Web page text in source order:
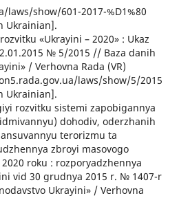
show/601-2017-%D1%80
Ukrainian].
«Ukrayini – 2020» : Ukaz
№ 5/2015 // Baza danih
/ Verhovna Rada (VR)
laws/show/5/2015
Ukrainian].
rozvitku sistemi zapobigannya
dohodiv, oderzhanih
terorizmu ta
zbroyi masovogo
roku : rozporyadzhennya
vid 30 grudnya 2015 r. № 1407-r
Ukrayini» / Verhovna